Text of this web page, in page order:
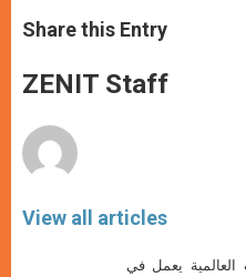
t
s
p
p
s
e
g
e
e
b
o
k
Share this Entry
ZENIT Staff
View all articles
يعمل في